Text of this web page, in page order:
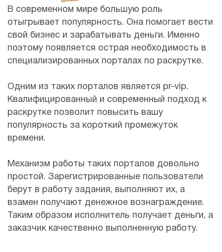
В современном мире большую роль
отыгрывает популярность. Она помогает вести
свой бизнес и зарабатывать деньги. Именно
поэтому появляется острая необходимость в
специализированных порталах по раскрутке.
Одним из таких порталов является pr-vip.
Квалифицированный и современный подход к
раскрутке позволит повысить вашу
популярность за короткий промежуток
времени.
Механизм работы таких порталов довольно
простой. Зарегистрированные пользователи
берут в работу задания, выполняют их, а
взамен получают денежное вознаграждение.
Таким образом исполнитель получает деньги, а
заказчик качественно выполненную работу.